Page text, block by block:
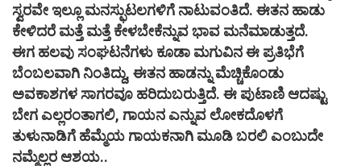
ಸ್ವರವೇ ಇಲ್ಲೂ ಮನಸ್ಫುಟಲಗಳಿಗೆ ನಾಟುವಂತಿದೆ. ಈತನ ಹಾಡು
ಕೇಳಿದರೆ ಮತ್ತೆ ಮತ್ತೆ ಕೇಳಬೇಕೆನ್ನುವ ಭಾವ ಮನೆಮಾಡುತ್ತದೆ.
ಈಗ ಹಲವು ಸಂಘಟನೆಗಳು ಕೂಡಾ ಮಗುವಿನ ಈ ಪ್ರತಿಭೆಗೆ
ಬೆಂಬಲವಾಗಿ ನಿಂತಿದ್ದು, ಈತನ ಹಾಡನ್ನು ಮೆಚ್ಚಿಕೊಂಡು
ಅವಕಾಶಗಳ ಸಾಗರವೂ ಹರಿದುಬರುತ್ತಿದೆ. ಈ ಪುಟಾಣಿ ಆದಷ್ಟು
ಬೇಗ ಎಲ್ಲರಂತಾಗಲಿ, ಗಾಯನ ಎನ್ನುವ ಲೋಕದೊಳಗೆ
ತುಳುನಾಡಿಗೆ ಹೆಮ್ಮೆಯ ಗಾಯಕನಾಗಿ ಮೂಡಿ ಬರಲಿ ಎಂಬುದೇ
ನಮ್ಮೆಲ್ಲರ ಆಶಯ..